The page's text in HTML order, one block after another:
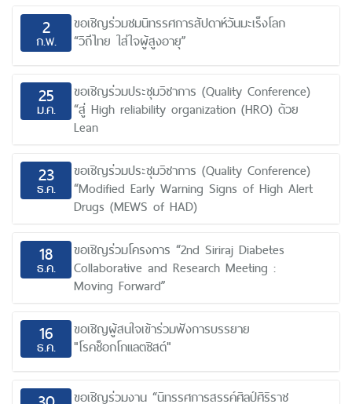
2
ก.พ.
ขอเชิญร่วมชมนิทรรศการสัปดาห์วันมะเร็งโลก
“วิถีไทย ใส่ใจผู้สูงอายุ”
25
ม.ค.
ขอเชิญร่วมประชุมวิชาการ (Quality Conference)
“สู่ High reliability organization (HRO) ด้วย
Lean
23
ธ.ค.
ขอเชิญร่วมประชุมวิชาการ (Quality Conference)
“Modified Early Warning Signs of High Alert
Drugs (MEWS of HAD)
18
ธ.ค.
ขอเชิญร่วมโครงการ “2nd Siriraj Diabetes
Collaborative and Research Meeting :
Moving Forward”
16
ธ.ค.
ขอเชิญผู้สนใจเข้าร่วมฟังการบรรยาย
"โรคช็อกโกแลตซิสต์"
ขอเชิญร่วมงาน “นิทรรศการสรรค์ศิลป์ศิริราช